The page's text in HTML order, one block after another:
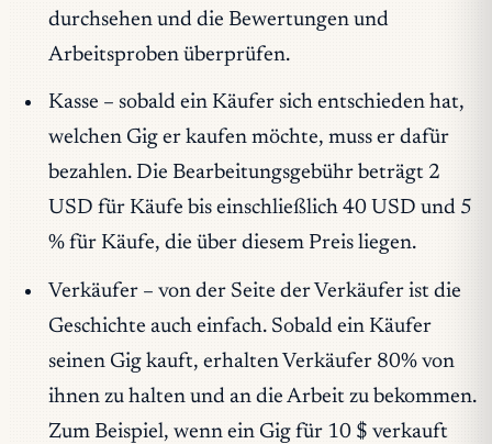
durchsehen und die Bewertungen und
Arbeitsproben überprüfen.
Kasse – sobald ein Käufer sich entschieden hat,
welchen Gig er kaufen möchte, muss er dafür
bezahlen. Die Bearbeitungsgebühr beträgt 2
USD für Käufe bis einschließlich 40 USD und 5
% für Käufe, die über diesem Preis liegen.
Verkäufer – von der Seite der Verkäufer ist die
Geschichte auch einfach. Sobald ein Käufer
seinen Gig kauft, erhalten Verkäufer 80% von
ihnen zu halten und an die Arbeit zu bekommen.
Zum Beispiel, wenn ein Gig für 10 $ verkauft